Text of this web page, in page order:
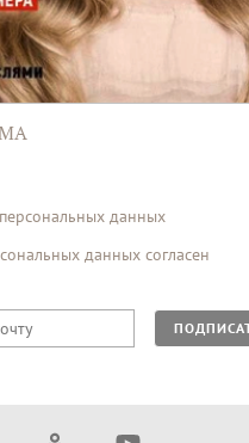
данных
данных согласен